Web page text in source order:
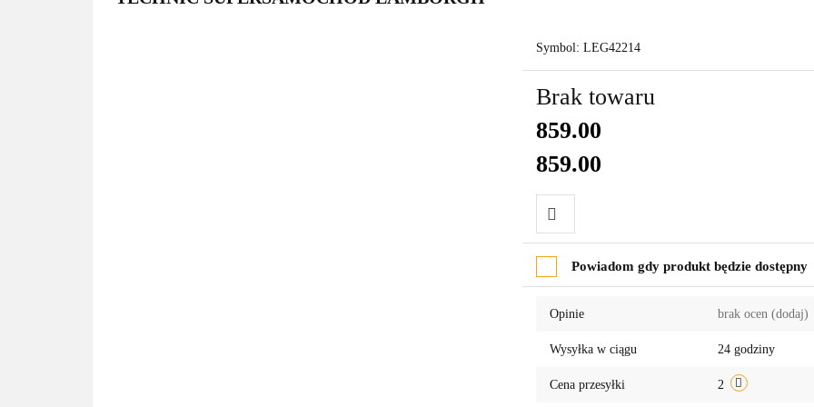
Symbol: LEG42214
Brak towaru
859.00
859.00
Do
Powiadom gdy produkt będzie dostępny
Opinie brak ocen (dodaj)
Wysyłka w ciągu 24 godziny
Cena przesyłki 2